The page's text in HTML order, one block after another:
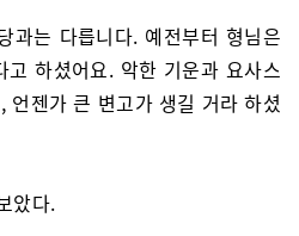
과는 다릅니다. 예전부터 형님은
하셨어요. 악한 기운과 요사스
언젠가 큰 변고가 생길 거라 하셨
았다.